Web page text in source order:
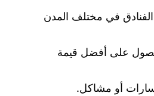
في مختلف المدن
على أفضل قيمة
أو مشاكل.